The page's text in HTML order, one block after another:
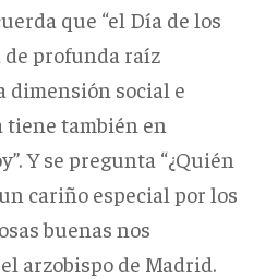
que “el Día de los
de profunda raíz
social e
también en
Y se pregunta “¿Quién
cariño especial por los
buenas nos
arzobispo de Madrid.